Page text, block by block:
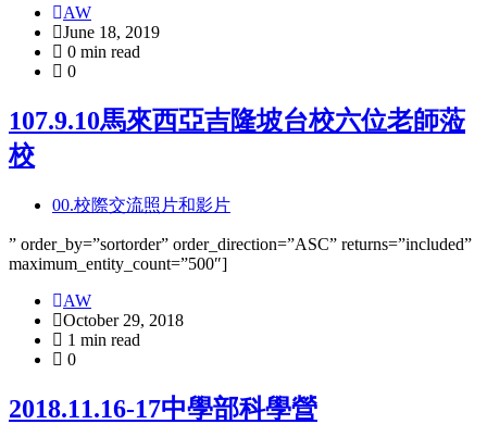
AW
June 18, 2019
0 min read
0
107.9.10馬來西亞吉隆坡台校六位老師蒞
校
00.校際交流照片和影片
” order_by=”sortorder” order_direction=”ASC” returns=”included”
maximum_entity_count=”500″]
AW
October 29, 2018
1 min read
0
2018.11.16-17中學部科學營